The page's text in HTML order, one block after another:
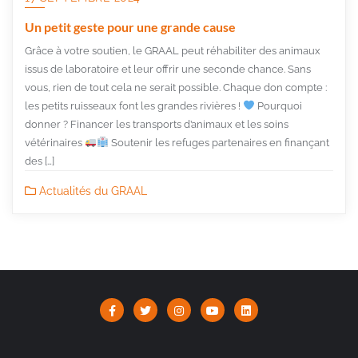
Un petit geste pour une grande cause
Grâce à votre soutien, le GRAAL peut réhabiliter des animaux
issus de laboratoire et leur offrir une seconde chance. Sans
vous, rien de tout cela ne serait possible. Chaque don compte :
les petits ruisseaux font les grandes rivières !
Pourquoi
donner ? Financer les transports d’animaux et les soins
vétérinaires
Soutenir les refuges partenaires en finançant
des […]
Actualités du GRAAL